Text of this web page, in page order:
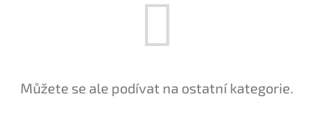
Můžete se ale podívat na ostatní kategorie.